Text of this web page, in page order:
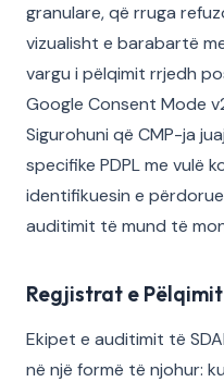
granulare, që rruga
vizualisht e barabartë
vargu i pëlqimit rrjedh
Google Consent Mode
Sigurohuni që CMP-ja
specifike PDPL me vulë
identifikuesin e
auditimit të mund të
Regjistrat e
Ekipet e auditimit të
në një formë të njohur: